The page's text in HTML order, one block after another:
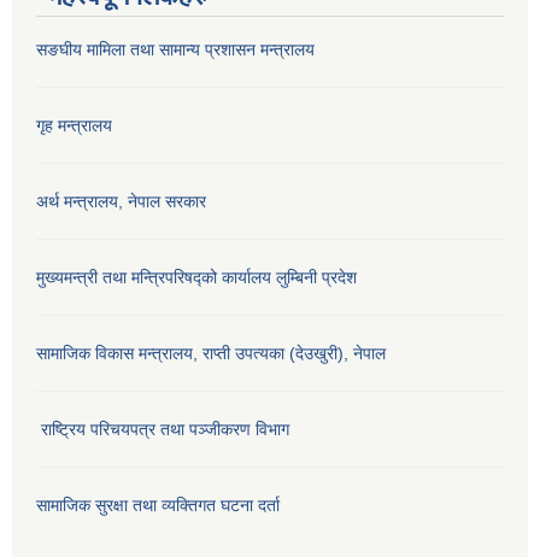
सङघीय मामिला तथा सामान्य प्रशासन मन्‍त्रालय
गृह मन्त्रालय
अर्थ मन्त्रालय, नेपाल सरकार
मुख्यमन्त्री तथा मन्त्रिपरिषद्को कार्यालय लुम्बिनी प्रदेश
सामाजिक विकास मन्‍‍त्रालय, राप्ती उपत्यका (देउखुरी), नेपाल
राष्ट्रिय परिचयपत्र तथा पञ्जीकरण विभाग
सामाजिक सुरक्षा तथा व्यक्तिगत घटना दर्ता